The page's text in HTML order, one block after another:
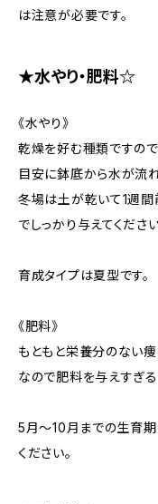
は注意が必要です。
★水やり・肥料☆
《水やり》
乾燥を好む種類ですの
目安に鉢底から水が流
冬場は土が乾いて1週
でしっかり与えてください
育成タイプは夏型です。
《肥料》
もともと栄養分のない
なので肥料を与えすぎ
5月～10月までの生育
ください。